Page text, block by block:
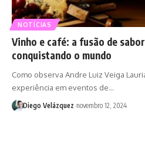
NOTÍCIAS
Vinho e café: a fusão de
conquistando o mundo
Como observa Andre Luiz Veiga
experiência em eventos de…
Diego Velázquez novembro 12, 2024